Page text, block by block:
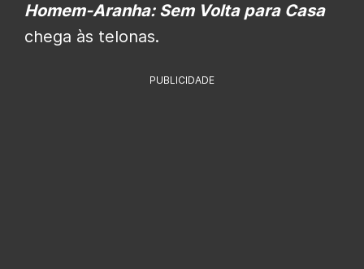
Homem-Aranha: Sem Volta para Casa
chega às telonas.
PUBLICIDADE